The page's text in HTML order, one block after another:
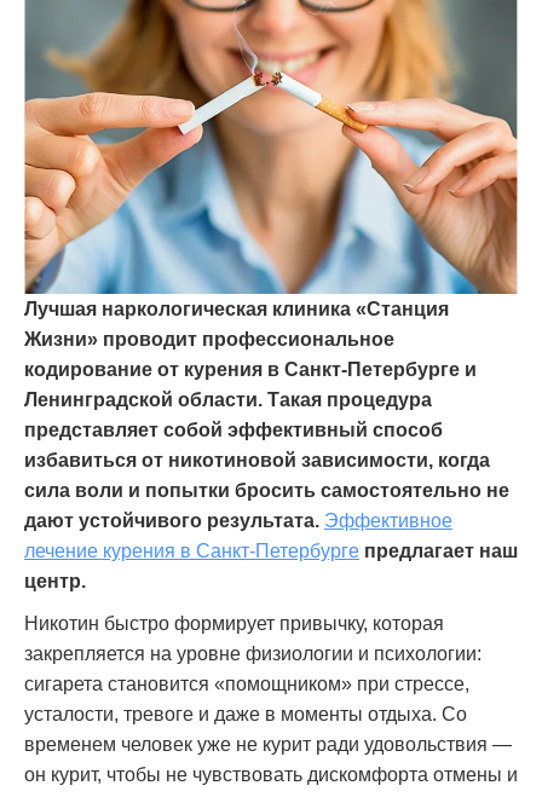
Лучшая наркологическая клиника «Станция
Жизни» проводит профессиональное
кодирование от курения в Санкт-Петербурге и
Ленинградской области. Такая процедура
представляет собой эффективный способ
избавиться от никотиновой зависимости, когда
сила воли и попытки бросить самостоятельно не
дают устойчивого результата. Эффективное
лечение курения в Санкт-Петербурге предлагает наш
центр.
Никотин быстро формирует привычку, которая
закрепляется на уровне физиологии и психологии:
сигарета становится «помощником» при стрессе,
усталости, тревоге и даже в моменты отдыха. Со
временем человек уже не курит ради удовольствия —
он курит, чтобы не чувствовать дискомфорта отмены и